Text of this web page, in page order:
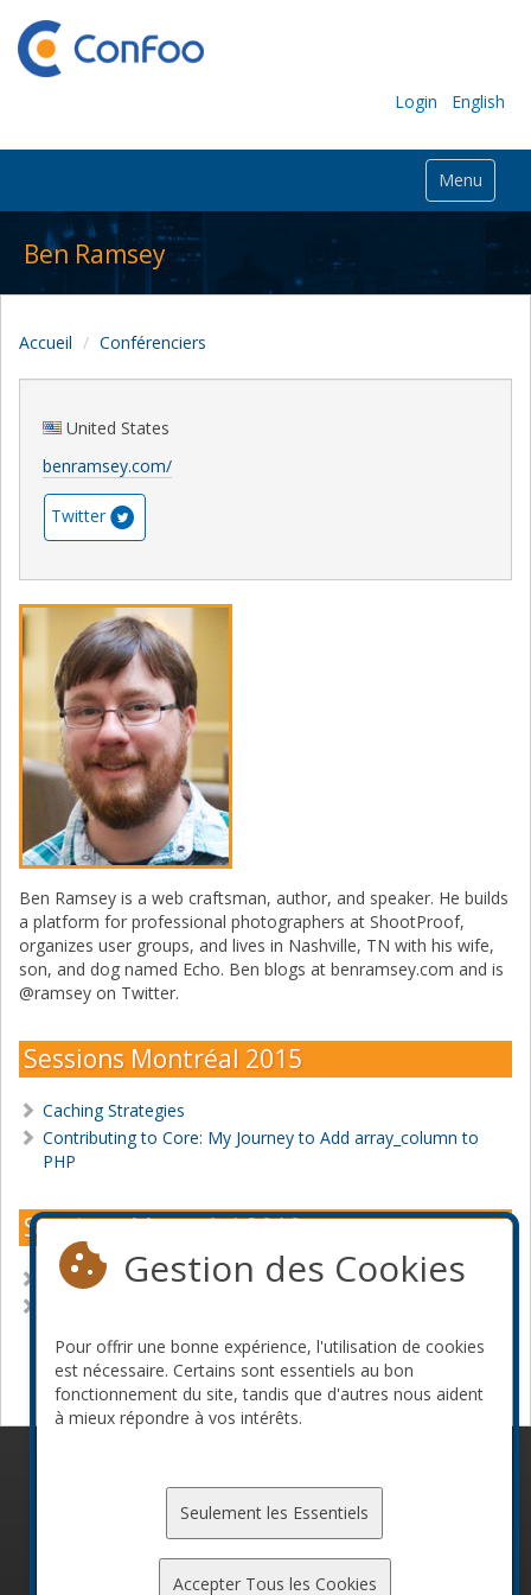
Login English
Menu
Ben Ramsey
Accueil Conférenciers
United States
benramsey.com/
Twitter
Ben Ramsey is a web craftsman, author, and speaker. He builds
a platform for professional photographers at ShootProof,
organizes user groups, and lives in Nashville, TN with his wife,
son, and dog named Echo. Ben blogs at benramsey.com and is
@ramsey on Twitter.
Sessions Montréal 2015
Caching Strategies
Contributing to Core: My Journey to Add array_column to
PHP
Sessions Montréal 2010
Caching with Memcached and APC
Devenir commanditaire
Gestion des Cookies
Pour offrir une bonne expérience, l'utilisation de cookies
est nécessaire. Certains sont essentiels au bon
fonctionnement du site, tandis que d'autres nous aident
à mieux répondre à vos intérêts.
Seulement les Essentiels
Accepter Tous les Cookies